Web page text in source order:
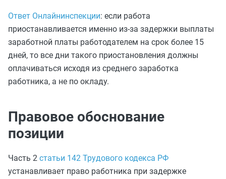
Ответ Онлайнинспекции: если работа
приостанавливается именно из‑за задержки выплаты
заработной платы работодателем на срок более 15
дней, то все дни такого приостановления должны
оплачиваться исходя из среднего заработка
работника, а не по окладу.
Правовое обоснование
позиции
Часть 2 статьи 142 Трудового кодекса РФ
устанавливает право работника при задержке